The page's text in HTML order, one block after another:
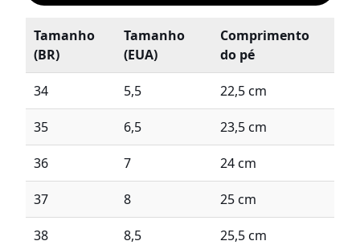
Tamanho
(BR)
Tamanho
(EUA)
Comprimento
do pé
34 5,5 22,5 cm
35 6,5 23,5 cm
36 7 24 cm
37 8 25 cm
38 8,5 25,5 cm